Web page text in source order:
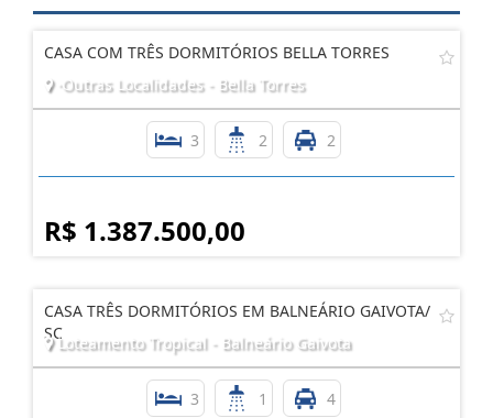
CASA COM TRÊS DORMITÓRIOS BELLA TORRES
·Outras Localidades - Bella Torres
3 2 2
R$ 1.387.500,00
CASA TRÊS DORMITÓRIOS EM BALNEÁRIO GAIVOTA/
SCLoteamento Tropical - Balneário Gaivota
3 1 4